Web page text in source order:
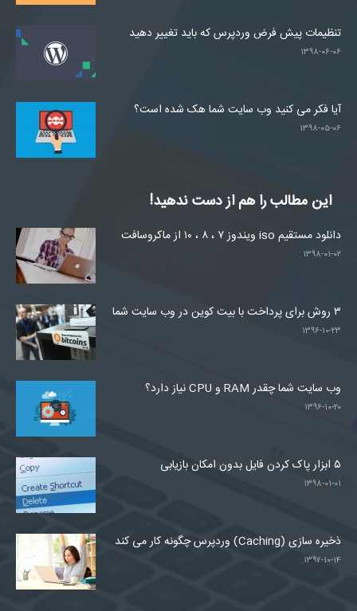
تنظیمات پیش فرض وردپرس که باید تغییر دهید
۱۳۹۸-۰۶-۰۶
آیا فکر می کنید وب سایت شما هک شده است؟
۱۳۹۸-۰۵-۰۶
این مطالب را هم از دست ندهید!
دانلود مستقیم iso ویندوز ۷ ، ۸ ، ۱۰ از ماکروسافت
۱۳۹۸-۰۱-۰۲
۳ روش برای پرداخت با بیت کوین در وب سایت شما
۱۳۹۶-۱۰-۲۳
وب سایت شما چقدر RAM و CPU نیاز دارد؟
۱۳۹۶-۱۰-۲۰
۵ ابزار پاک کردن فایل بدون امکان بازیابی
۱۳۹۸-۰۱-۰۱
ذخیره سازی (Caching) وردپرس چگونه کار می کند
۱۳۹۷-۱۰-۱۴